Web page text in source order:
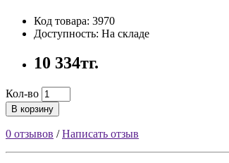
Код товара: 3970
Доступность: На складе
10 334тг.
Кол-во
В корзину
0 отзывов /Написать отзыв